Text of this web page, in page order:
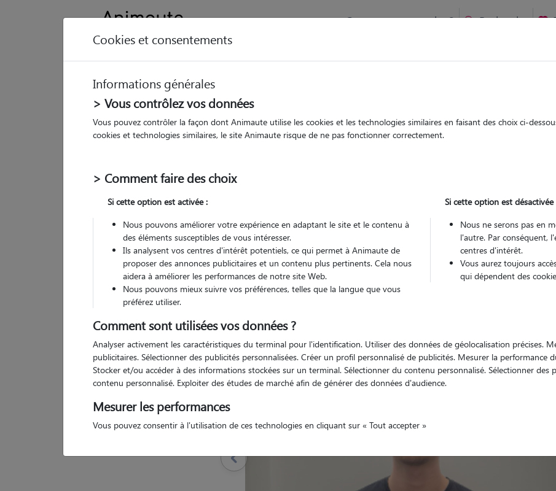
Comment ça marche ? Recherche
Tanguy
chez le Pet Sitter
Pas d'animaux
Cookies et consentements
Informations générales
> Vous contrôlez vos données
Vous pouvez contrôler la façon dont Animaute utilise les cookies et les technologies similaires en faisant des choix ci-
cookies et technologies similaires, le site Animaute risque de ne pas fonctionner correctement.
> Comment faire des choix
Si cette option est activée :
Nous pouvons améliorer votre expérience en adaptant le site et le contenu à
des éléments susceptibles de vous intéresser.
Ils analysent vos centres d'intérêt potentiels, ce qui permet à Animaute de
proposer des annonces publicitaires et un contenu plus pertinents. Cela nous
aidera à améliorer les performances de notre site Web.
Nous pouvons mieux suivre vos préférences, telles que la langue que vous
préférez utiliser.
Si cette option est désactivée
Nous ne serons pas en
l'autre. Par conséquent,
centres d'intérêt.
Vous aurez toujours
qui dépendent des
Comment sont utilisées vos données ?
Analyser activement les caractéristiques du terminal pour l'identification. Utiliser des données de géolocalisation précises.
publicitaires. Sélectionner des publicités personnalisées. Créer un profil personnalisé de publicités. Mesurer la
Stocker et/ou accéder à des informations stockées sur un terminal. Sélectionner du contenu personnalisé. Sélectionner
contenu personnalisé. Exploiter des études de marché afin de générer des données d'audience.
Mesurer les performances
Vous pouvez consentir à l'utilisation de ces technologies en cliquant sur « Tout accepter »